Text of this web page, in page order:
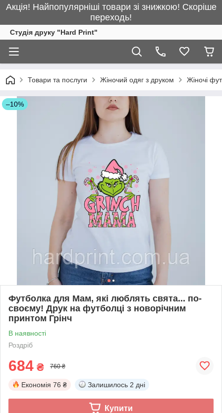
Акція! Найпопулярніші товари зі знижкою! Скоріше
переходь!
Студія друку "Hard Print"
Товари та послуги Жіночий одяг з друком Жіночі
–10%
Футболка для Мам, які люблять свята... по-
своєму! Друк на футболці з новорічним
принтом Грінч
В наявності
Роздріб
684 ₴ 760 ₴
Економія 76 ₴ Залишилось 2 дні
Купити